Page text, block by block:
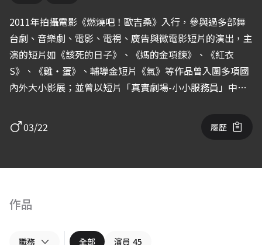
2011年拍攝電影《燃燒吧！歐吉桑》入行，參與過多部舞
台劇、音樂劇、電影、電視、廣告與微電影短片的演出，主
演的短片如《該死的日子》、《媽的金項鍊》、《紅衣
S》、《雞‧蛋》、輔導金短片《氣》等作品曾入圍多項國
內外大小影展；並曾以短片「真實劇場-小小服務員」中的
「狗子」一角獲多家媒體報導，並以網路BL劇《History3
圈套》中正邪反轉的刑警「阿志」一角於PTT、微博超話等
曾獲得溫哥華華語電影節最佳閩南語片，並入選為亞太影展
03/22 履歷
作品
職務 全部 演員 45